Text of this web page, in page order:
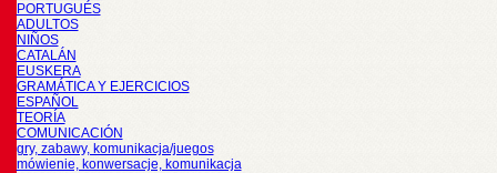
PORTUGUÉS
ADULTOS
NIÑOS
CATALÁN
EUSKERA
GRAMÁTICA Y EJERCICIOS
ESPAÑOL
TEORÍA
COMUNICACIÓN
gry, zabawy, komunikacja/juegos
mówienie, konwersacje, komunikacja